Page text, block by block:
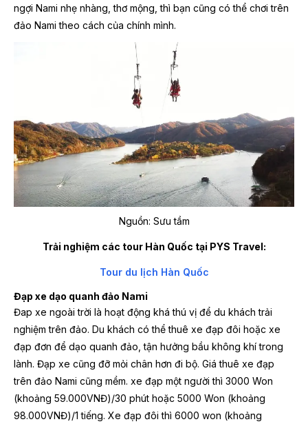
ngợi Nami nhẹ nhàng, thơ mộng, thì bạn cũng có thể chơi trên
đảo Nami theo cách của chính mình.
Nguồn: Sưu tầm
Trải nghiệm các tour Hàn Quốc tại PYS Travel:
Tour du lịch Hàn Quốc
Đạp xe dạo quanh đảo Nami
Đap xe ngoài trời là hoạt động khá thú vị để du khách trải
nghiệm trên đảo. Du khách có thể thuê xe đạp đôi hoặc xe
đạp đơn để dạo quanh đảo, tận hưởng bầu không khí trong
lành. Đạp xe cũng đỡ mỏi chân hơn đi bộ. Giá thuê xe đạp
trên đảo Nami cũng mềm. xe đạp một người thì 3000 Won
(khoảng 59.000VNĐ)/30 phút hoặc 5000 Won (khoảng
98.000VNĐ)/1 tiếng. Xe đạp đôi thì 6000 won (khoảng